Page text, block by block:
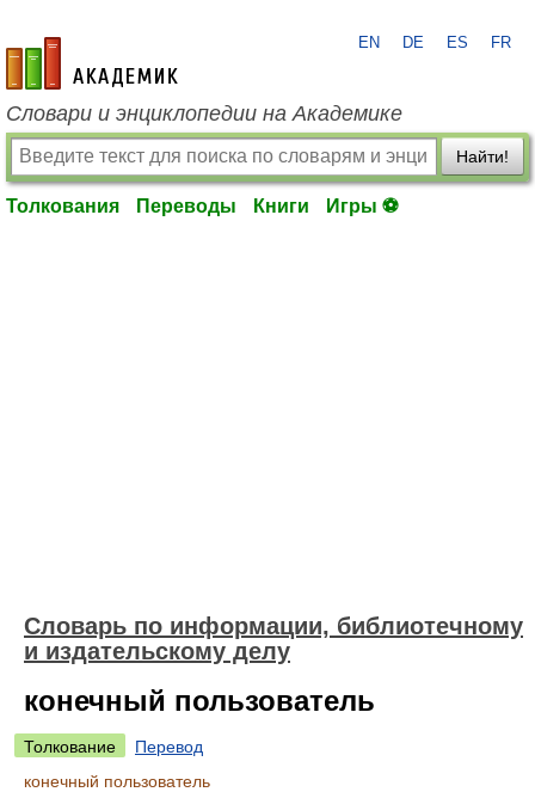
academic.ru
EN DE ES FR
Словари и энциклопедии на Академике
Найти!
Толкования Переводы Книги Игры ⚽
Словарь по информации, библиотечному
и издательскому делу
конечный пользователь
Толкование
Перевод
конечный пользователь